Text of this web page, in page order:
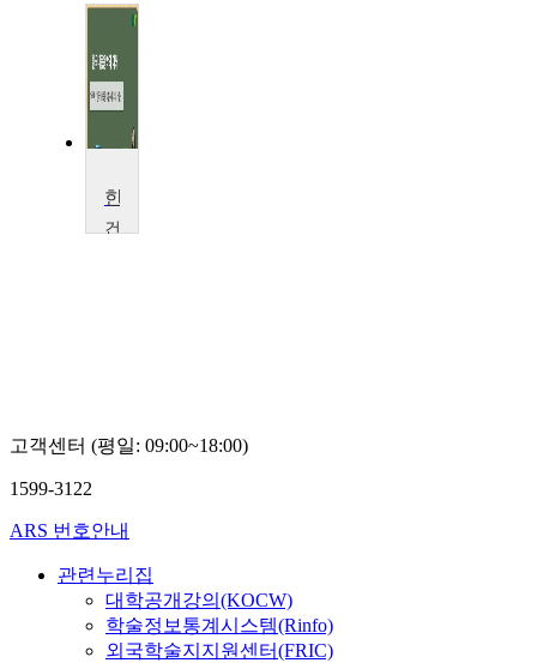
건
고객센터 (평일: 09:00~18:00)
1599-3122
ARS 번호안내
관련누리집
대학공개강의(KOCW)
학술정보통계시스템(Rinfo)
외국학술지지원센터(FRIC)